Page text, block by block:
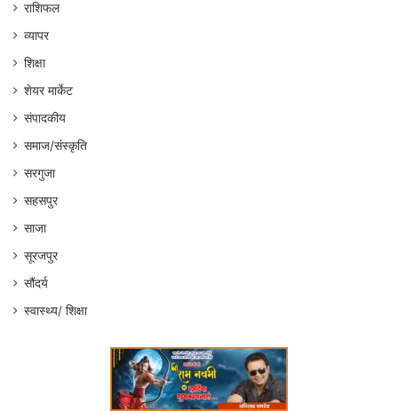
राशिफल
व्यापर
शिक्षा
शेयर मार्केट
संपादकीय
समाज/संस्कृति
सरगुजा
सहसपुर
साजा
सूरजपुर
सौंदर्य
स्वास्थ्य/ शिक्षा